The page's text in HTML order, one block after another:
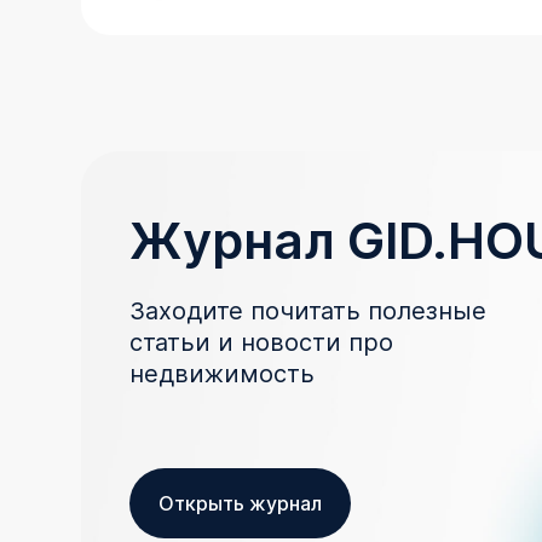
Журнал
Заходите почитать полезные
статьи и новости про
недвижимость
Открыть журнал